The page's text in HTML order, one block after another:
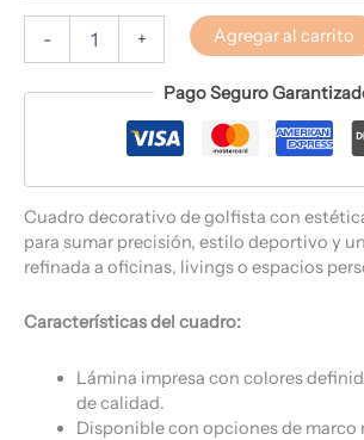
- + Agregar al carrito
Pago Seguro
Cuadro decorativo de golfista con
para sumar precisión, estilo deportivo y
refinada a oficinas, livings o espacios
Características del cuadro:
Lámina impresa con colores
de calidad.
Disponible con opciones de marco